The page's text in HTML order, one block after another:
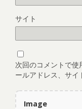
サイト
次回のコメントで使
ールアドレス、サイ
Image